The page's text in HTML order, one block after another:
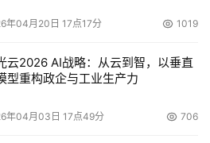
年04月20日 17点17分 1019
云2026 AI战略：从云到智，以垂直
型重构政企与工业生产力
年04月03日 17点49分 706